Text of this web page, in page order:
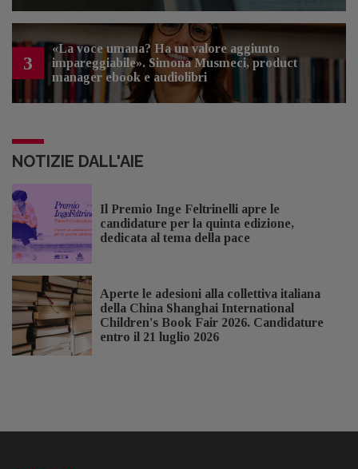
3
«La voce umana? Ha un valore aggiunto
impareggiabile». Simona Musmeci, product
manager ebook e audiolibri
NOTIZIE DALL'AIE
Il Premio Inge Feltrinelli apre le
candidature per la quinta edizione,
dedicata al tema della pace
Aperte le adesioni alla collettiva italiana
della China Shanghai International
Children's Book Fair 2026. Candidature
entro il 21 luglio 2026